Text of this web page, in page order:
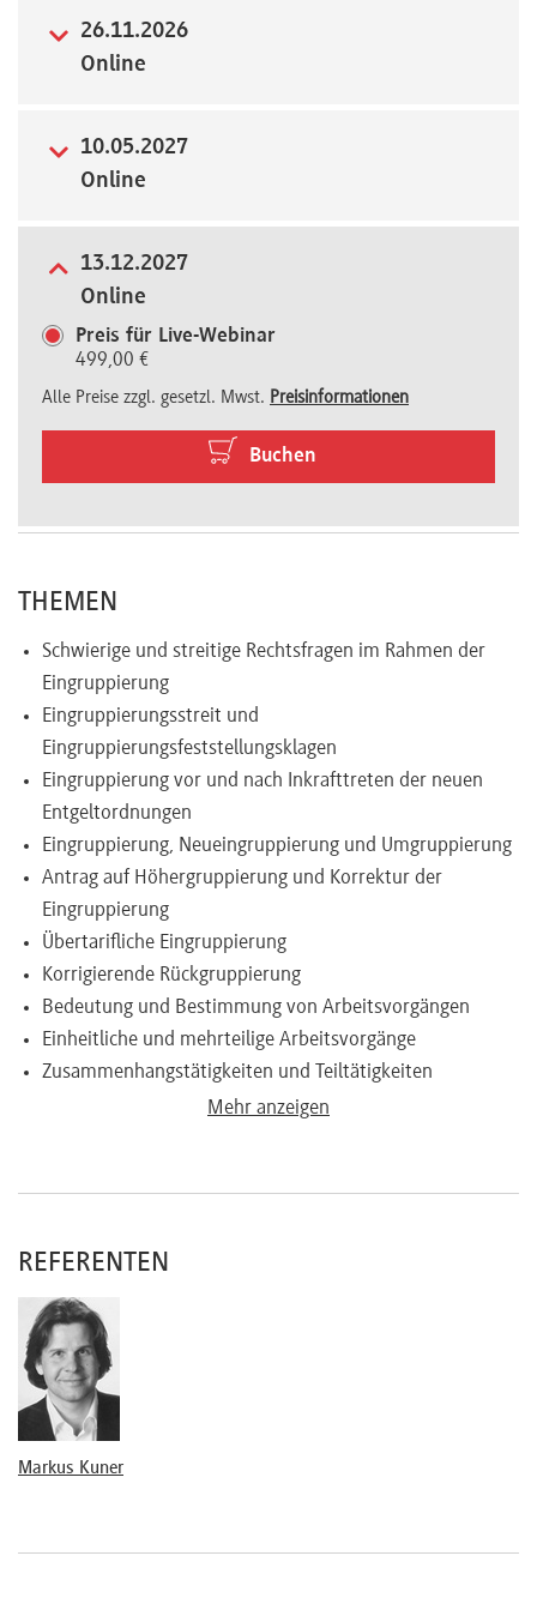
Newsletter
26.11.2026
Online
10.05.2027
Online
13.12.2027
Online
Preis für Live-Webinar
499,00 €
Alle Preise zzgl. gesetzl. Mwst. Preisinformationen
Buchen
THEMEN
Schwierige und streitige Rechtsfragen im Rahmen der
Eingruppierung
Eingruppierungsstreit und
Eingruppierungsfeststellungsklagen
Eingruppierung vor und nach Inkrafttreten der neuen
Entgeltordnungen
Eingruppierung, Neueingruppierung und Umgruppierung
Antrag auf Höhergruppierung und Korrektur der
Eingruppierung
Übertarifliche Eingruppierung
Korrigierende Rückgruppierung
Bedeutung und Bestimmung von Arbeitsvorgängen
Einheitliche und mehrteilige Arbeitsvorgänge
Zusammenhangstätigkeiten und Teiltätigkeiten
Bewertung von Arbeitsvorgängen/Tätigkeiten
Bedeutung von Ausschlussfristen
Strategie und Taktik im Eingruppierungsrecht
Stufenzuordnung
Aktuelle Rechtsprechung
Mehr anzeigen
REFERENTEN
Markus Kuner